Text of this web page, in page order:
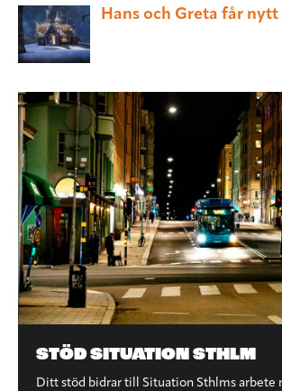
Hans och Greta får nytt
STÖD SITUATION STHLM
Ditt stöd bidrar till Situation Sthlms arbete